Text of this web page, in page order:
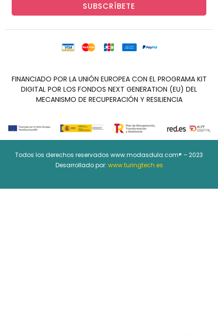
SUBSCRÍBETE
FINANCIADO POR LA UNIÓN EUROPEA CON EL PROGRAMA KIT
DIGITAL POR LOS FONDOS NEXT GENERATION (EU) DEL
MECANISMO DE RECUPERACIÓN Y RESILIENCIA
Todos los derechos reservados www.modasdula.com® – 2023
Desarrollado por: www.turingtech.es